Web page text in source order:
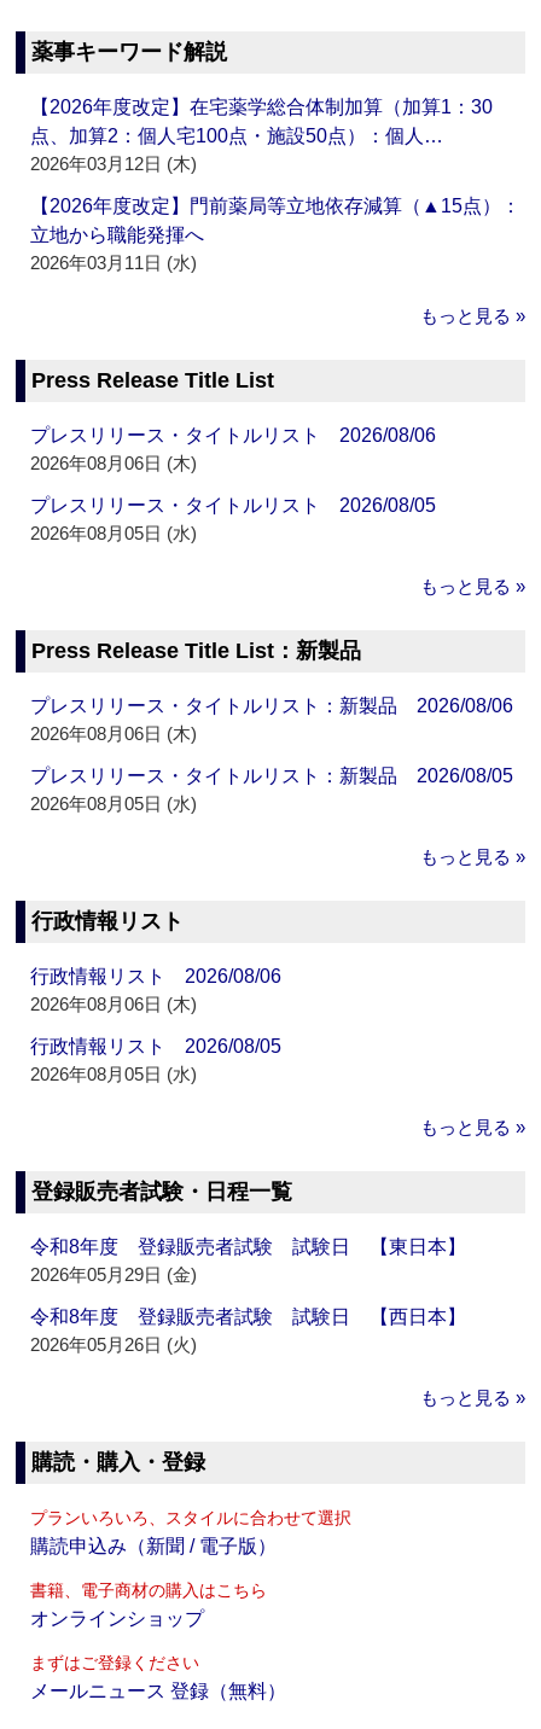
薬事キーワード解説
【2026年度改定】在宅薬学総合体制加算（加算1：30
点、加算2：個人宅100点・施設50点）：個人…
2026年03月12日 (木)
【2026年度改定】門前薬局等立地依存減算（▲15点）：
立地から職能発揮へ
2026年03月11日 (水)
もっと見る »
Press Release Title List
プレスリリース・タイトルリスト 2026/08/06
2026年08月06日 (木)
プレスリリース・タイトルリスト 2026/08/05
2026年08月05日 (水)
もっと見る »
Press Release Title List：新製品
プレスリリース・タイトルリスト：新製品 2026/08/06
2026年08月06日 (木)
プレスリリース・タイトルリスト：新製品 2026/08/05
2026年08月05日 (水)
もっと見る »
行政情報リスト
行政情報リスト 2026/08/06
2026年08月06日 (木)
行政情報リスト 2026/08/05
2026年08月05日 (水)
もっと見る »
登録販売者試験・日程一覧
令和8年度 登録販売者試験 試験日 【東日本】
2026年05月29日 (金)
令和8年度 登録販売者試験 試験日 【西日本】
2026年05月26日 (火)
もっと見る »
購読・購入・登録
プランいろいろ、スタイルに合わせて選択
購読申込み（新聞 / 電子版）
書籍、電子商材の購入はこちら
オンラインショップ
まずはご登録ください
メールニュース 登録（無料）